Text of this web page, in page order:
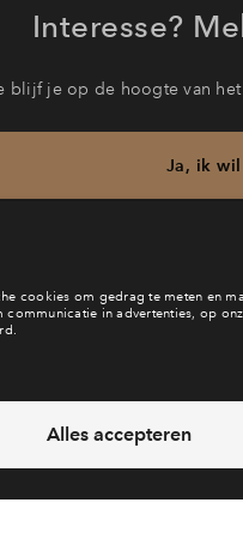
Interesse?
blijf je op de hoogte van
Ja, ik
je een vraag en wil je
6 dagen per week
via